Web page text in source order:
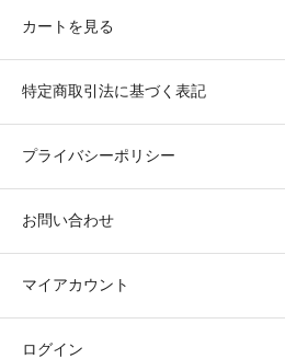
カートを見る
特定商取引法に基づく表記
プライバシーポリシー
お問い合わせ
マイアカウント
ログイン